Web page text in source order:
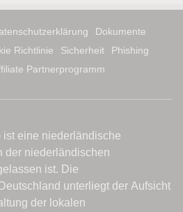
Dokumente
Richtlinie Sicherheit
Phishing
Partnerprogramm